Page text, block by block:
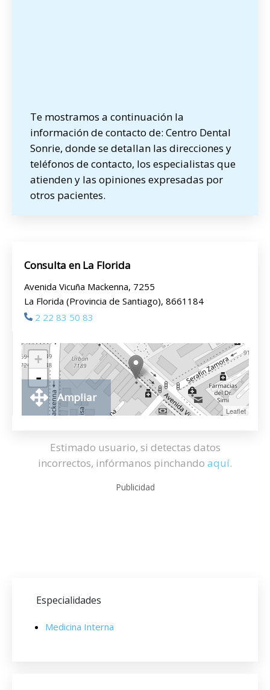
Te mostramos a continuación la
información de contacto de: Centro Dental
Sonrie, donde se detallan las direcciones y
teléfonos de contacto, los especialistas que
atienden y las opiniones expresadas por
otros pacientes.
Consulta en La Florida
Avenida Vicuña Mackenna, 7255
La Florida (Provincia de Santiago), 8661184
2 22 83 50 83
+
-
Leaflet
Ampliar
Estimado usuario, si detectas datos
incorrectos, infórmanos pinchando aquí.
Publicidad
Especialidades
Medicina Interna